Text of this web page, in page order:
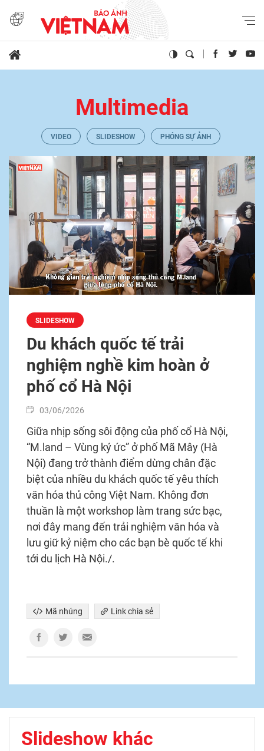
Multimedia
VIDEO SLIDESHOW PHÓNG SỰ ẢNH
SLIDESHOW
Du khách quốc tế trải
nghiệm nghề kim hoàn ở
phố cổ Hà Nội
03/06/2026
Giữa nhịp sống sôi động của phố cổ Hà Nội,
“M.land – Vùng ký ức” ở phố Mã Mây (Hà
Nội) đang trở thành điểm dừng chân đặc
biệt của nhiều du khách quốc tế yêu thích
văn hóa thủ công Việt Nam. Không đơn
thuần là một workshop làm trang sức bạc,
nơi đây mang đến trải nghiệm văn hóa và
lưu giữ kỷ niệm cho các bạn bè quốc tế khi
tới du lịch Hà Nội./.
Mã nhúng Link chia sẻ
Slideshow khác